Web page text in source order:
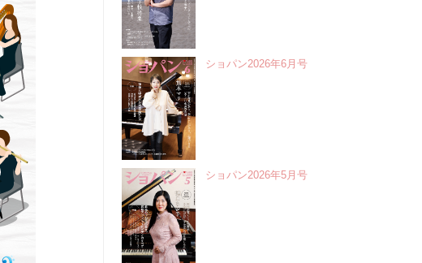
ショパン2026年6月号
ショパン2026年5月号